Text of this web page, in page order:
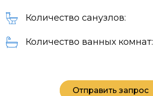
Количество санузлов:
Количество ванных комнат:
Отправить запрос